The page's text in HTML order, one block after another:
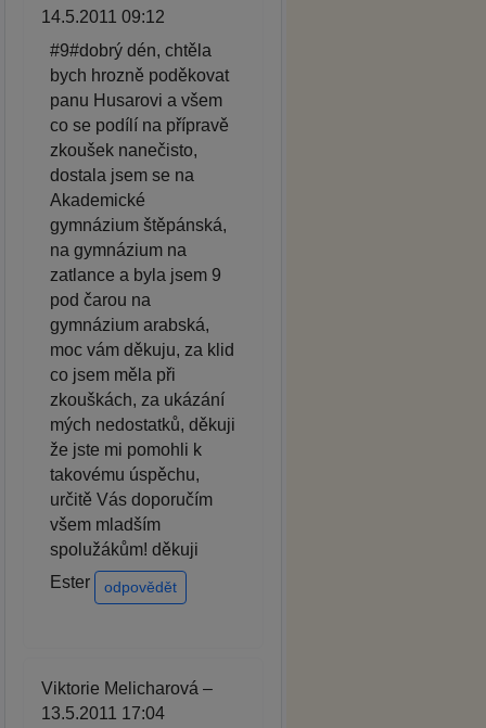
14.5.2011 09:12
#9#dobrý dén, chtěla
bych hrozně poděkovat
panu Husarovi a všem
co se podílí na přípravě
zkoušek nanečisto,
dostala jsem se na
Akademické
gymnázium štěpánská,
na gymnázium na
zatlance a byla jsem 9
pod čarou na
gymnázium arabská,
moc vám děkuju, za klid
co jsem měla při
zkouškách, za ukázání
mých nedostatků, děkuji
že jste mi pomohli k
takovému úspěchu,
určitě Vás doporučím
všem mladším
spolužákům! děkuji
Ester
odpovědět
Viktorie Melicharová –
13.5.2011 17:04